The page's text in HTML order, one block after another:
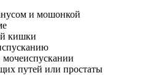
и мошонкой
кишки
путей или простаты